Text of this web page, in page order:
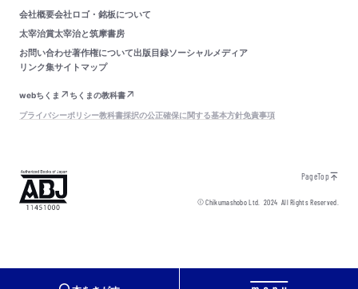
会社概要会社ロゴ・銘板について
太宰治賞太宰治と筑摩書房
お問い合わせ著作権について出版目録ソーシャルメディア
リンク集サイトマップ
webちくま
ちくまの教科書
プライバシーポリシー教科書採択の公正確保に関する基本方針免責事項
PageTop
© Chikumashobo Ltd.2024 All Rights Reserved.